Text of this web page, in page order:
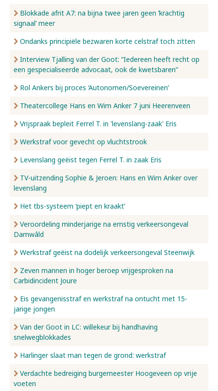
Blokkade afrit A7: na bijna twee jaren geen ‘krachtig
signaal’ meer
Ondanks principiële bezwaren korte celstraf toch zitten
Interview Tjalling van der Goot: “Iedereen heeft recht op
een gespecialiseerde advocaat, ook de kwetsbaren”
Rol Ankers bij proces ‘Autonomen/Soevereinen’
Theatercollege Hans en Wim Anker 7 juni Heerenveen
Vrijspraak bepleit Ferrel T. in 'levenslang-zaak' Eris
Werkstraf voor gevecht op vluchtstrook
Levenslang geëist tegen Ferrel T. in zaak Eris
TV-uitzending Sophie & Jeroen: Hans en Wim Anker over
levenslang
Het tbs-systeem ‘piept en kraakt’
Veroordeling minderjarige na ernstig verkeersongeval
Damwâld
Werkstraf geëist na dodelijk verkeersongeval Steenwijk
Zeven mannen in hoger beroep vrijgesproken na
Carbidincident Joure
Eis gevangenisstraf en werkstraf na ontucht met 15-
jarige jongen
Van der Goot in LC: willekeur bij handhaving
snelwegblokkades
Harlinger slaat man tegen de grond: werkstraf
Verdachte bedreiging burgemeester Hoogeveen op vrije
voeten